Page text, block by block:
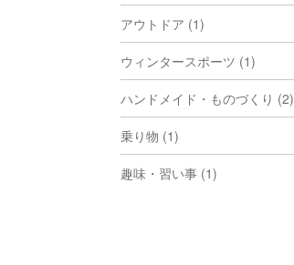
アウトドア (1)
ウィンタースポーツ (1)
ハンドメイド・ものづくり (2)
乗り物 (1)
趣味・習い事 (1)